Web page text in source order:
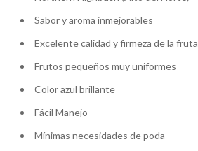
Sabor y aroma inmejorables
Excelente calidad y firmeza de la fruta
Frutos pequeños muy uniformes
Color azul brillante
Fácil Manejo
Mínimas necesidades de poda